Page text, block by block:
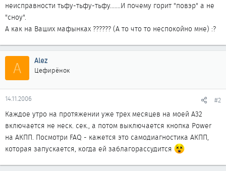
неисправности тьфу-тьфу-тьфу.......И почему горит "повэр" а не
"сноу".
А как на Ваших мафынках ?????? (А то что то неспокойно мне) :?
A Alez
Цефирёнок
14.11.2006 #2
Каждое утро на протяжении уже трех месяцев на моей A32
включается не неск. сек., а потом выключается кнопка Power
на АКПП. Посмотри FAQ - кажется это самодиагностика АКПП,
которая запускается, когда ей заблагорассудится